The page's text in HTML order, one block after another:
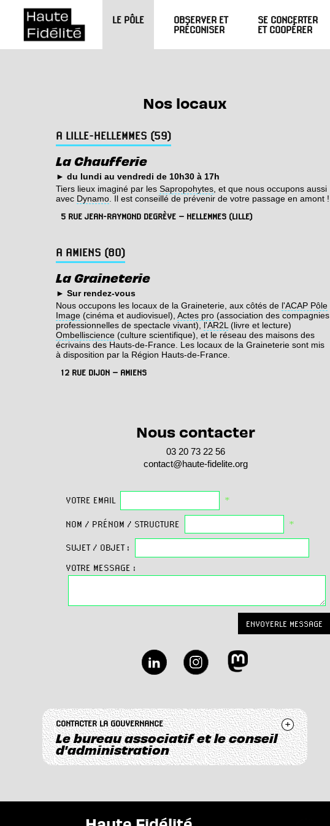
LE PÔLE
OBSERVER ET
PRÉCONISER
SE CONCERTER
ET COOPÉRER
Nos locaux
A LILLE-HELLEMMES (59)
La Chaufferie
► du lundi au vendredi de 10h30 à 17h
Tiers lieux imaginé par lesSapropohytes , et que nous occupons aussi
avec Dynamo . Il est conseillé de prévenir de votre passage en amont !
5 RUE JEAN-RAYMOND DEGRÈVE – HELLEMMES (LILLE)
A AMIENS (80)
La Graineterie
► Sur rendez-vous
Nous occupons les locaux de la Graineterie, aux côtés de l'ACAP Pôle
Image (cinéma et audiovisuel),Actes pro (association des compagnies
professionnelles de spectacle vivant), l'AR2L (livre et lecture)
Ombelliscience (culture scientifique), et le réseau des maisons des
écrivains des Hauts-de-France. Les locaux de la Graineterie sont mis
à disposition par la Région Hauts-de-France.
12 RUE DIJON – AMIENS
Nous contacter
03 20 73 22 56
contact@haute-fidelite.org
VOTRE EMAIL *
NOM / PRÉNOM / STRUCTURE *
SUJET / OBJET :
VOTRE MESSAGE :
ENVOYERLE MESSAGE
+
CONTACTER LA GOUVERNANCE
Le bureau associatif et le conseil
d'administration